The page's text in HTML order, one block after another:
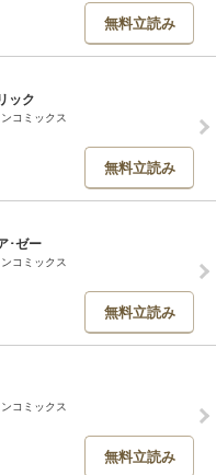
無料立読み
ック
コミックス
無料立読み
･ゼー
コミックス
無料立読み
コミックス
無料立読み